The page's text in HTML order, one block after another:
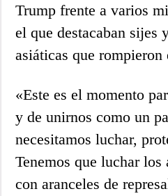
Trump frente a varios
el que destacaban sijes
asiáticas que rompieron
«Este es el momento
y de unirnos como un
necesitamos luchar,
Tenemos que luchar los
con aranceles de